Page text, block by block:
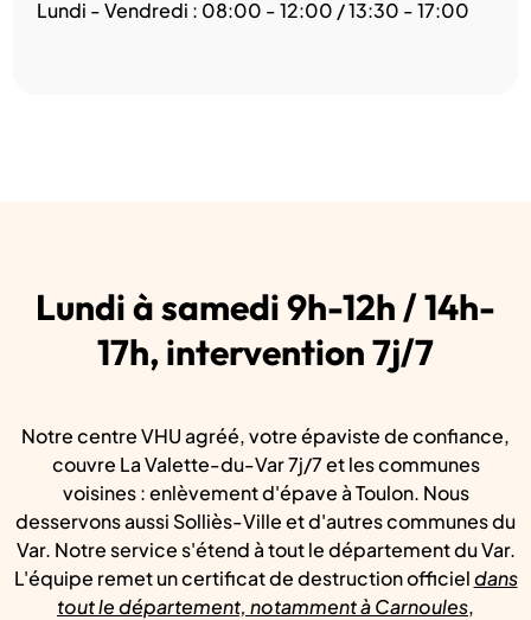
Lundi - Vendredi : 08:00 - 12:00 / 13:30 - 17:00
Lundi à samedi 9h-12h / 14h-
17h, intervention 7j/7
Notre centre VHU agréé, votre épaviste de confiance,
couvre La Valette-du-Var 7j/7 et les communes
voisines : enlèvement d'épave à Toulon. Nous
desservons aussi Solliès-Ville et d'autres communes du
Var. Notre service s'étend à tout le département du Var.
L'équipe remet un certificat de destruction officieldans
tout le département, notamment à Carnoules,